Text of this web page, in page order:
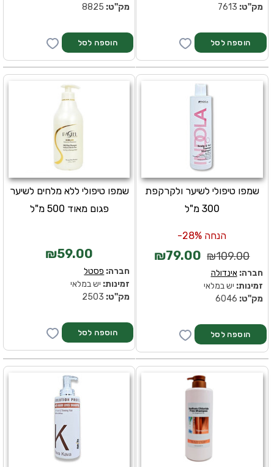
מק''ט:
מק''ט:
שמפו טיפולי ללא מלחים לשיער
פגום מאוד 500 מ"ל
₪59.00
חברה: פסטל
זמינות: יש במלאי
מק''ט:
שמפו טיפולי לשיער ולקרקפת
300 מ"ל
הנחה 28%-
₪109.00
₪79.00
חברה:אינדולה
זמינות: יש במלאי
מק''ט: